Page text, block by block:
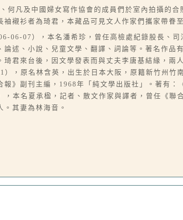
何凡及中國婦女寫作協會的成員們於室內拍攝的
襯衫者為琦君，本藏品可見文人作家們攜家帶眷
06-07），本名潘希珍，曾任高檢處紀錄股長、
述、小說、兒童文學、翻譯、詞論等。著名作品
琦君來台後，因文學發表而與丈夫李唐基結緣，兩
，原名林含英，出生於日本大阪，原籍新竹州竹
》副刊主編，1968年「純文學出版社」。著有：
本名夏承楹，記者、散文作家與譯者，曾任《聯
其妻為林海音。